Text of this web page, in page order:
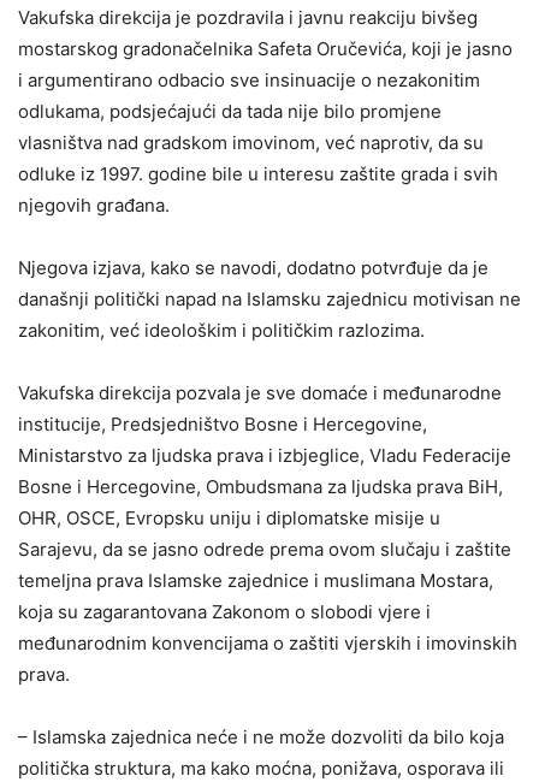
Vakufska direkcija je pozdravila i javnu reakciju bivšeg
mostarskog gradonačelnika Safeta Oručevića, koji je jasno
i argumentirano odbacio sve insinuacije o nezakonitim
odlukama, podsjećajući da tada nije bilo promjene
vlasništva nad gradskom imovinom, već naprotiv, da su
odluke iz 1997. godine bile u interesu zaštite grada i svih
njegovih građana.
Njegova izjava, kako se navodi, dodatno potvrđuje da je
današnji politički napad na Islamsku zajednicu motivisan ne
zakonitim, već ideološkim i političkim razlozima.
Vakufska direkcija pozvala je sve domaće i međunarodne
institucije, Predsjedništvo Bosne i Hercegovine,
Ministarstvo za ljudska prava i izbjeglice, Vladu Federacije
Bosne i Hercegovine, Ombudsmana za ljudska prava BiH,
OHR, OSCE, Evropsku uniju i diplomatske misije u
Sarajevu, da se jasno odrede prema ovom slučaju i zaštite
temeljna prava Islamske zajednice i muslimana Mostara,
koja su zagarantovana Zakonom o slobodi vjere i
međunarodnim konvencijama o zaštiti vjerskih i imovinskih
prava.
– Islamska zajednica neće i ne može dozvoliti da bilo koja
politička struktura, ma kako moćna, ponižava, osporava ili